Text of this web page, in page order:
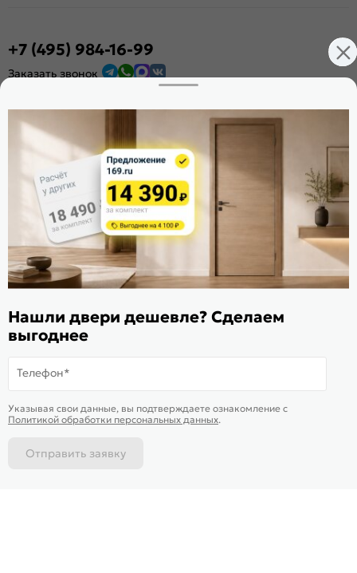
В корзину-435₽ Купить в 1 клик
Доставимзавтра
+7 (495) 984-16-99
Заказать звонок
Расскажите о нас
Поделиться
Оцените магазин
ИКС 1340
© 2010—2026 Склад Дверей 169.RU
Политика обработки персональных данных
Нашли двери дешевле? Сделаем
выгоднее
Телефон*
Указывая свои данные, вы подтверждаете ознакомление c
Политикой обработки персональных данных.
Отправить заявку